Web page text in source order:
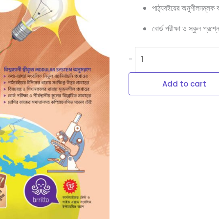
পাঠ্যবইয়ের অনুশীলনমূলক
বোর্ড পরীক্ষা ও স্কুল
-
Add to cart